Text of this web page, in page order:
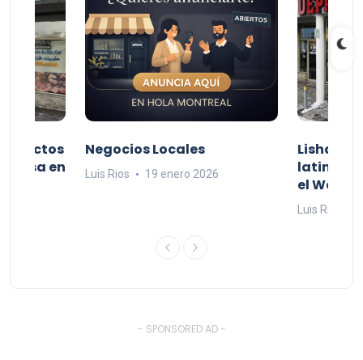
casa en
Negocios Locales
Luis Rios 19 enero 2026
Lishaam
latinos
el West
Luis Rios
- SPONSORED AD -